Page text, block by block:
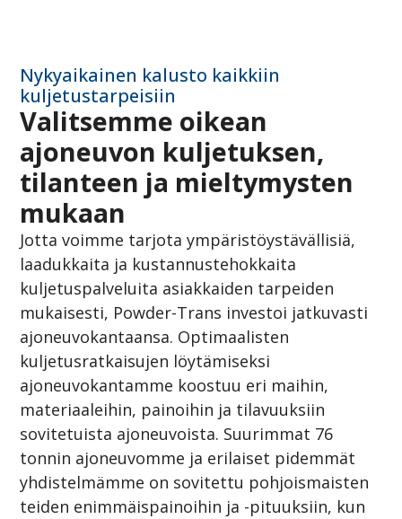
Nykyaikainen kalusto kaikkiin
kuljetustarpeisiin
Valitsemme oikean
ajoneuvon kuljetuksen,
tilanteen ja mieltymysten
mukaan
Jotta voimme tarjota ympäristöystävällisiä,
laadukkaita ja kustannustehokkaita
kuljetuspalveluita asiakkaiden tarpeiden
mukaisesti, Powder-Trans investoi jatkuvasti
ajoneuvokantaansa. Optimaalisten
kuljetusratkaisujen löytämiseksi
ajoneuvokantamme koostuu eri maihin,
materiaaleihin, painoihin ja tilavuuksiin
sovitetuista ajoneuvoista. Suurimmat 76
tonnin ajoneuvomme ja erilaiset pidemmät
yhdistelmämme on sovitettu pohjoismaisten
teiden enimmäispainoihin ja -pituuksiin, kun